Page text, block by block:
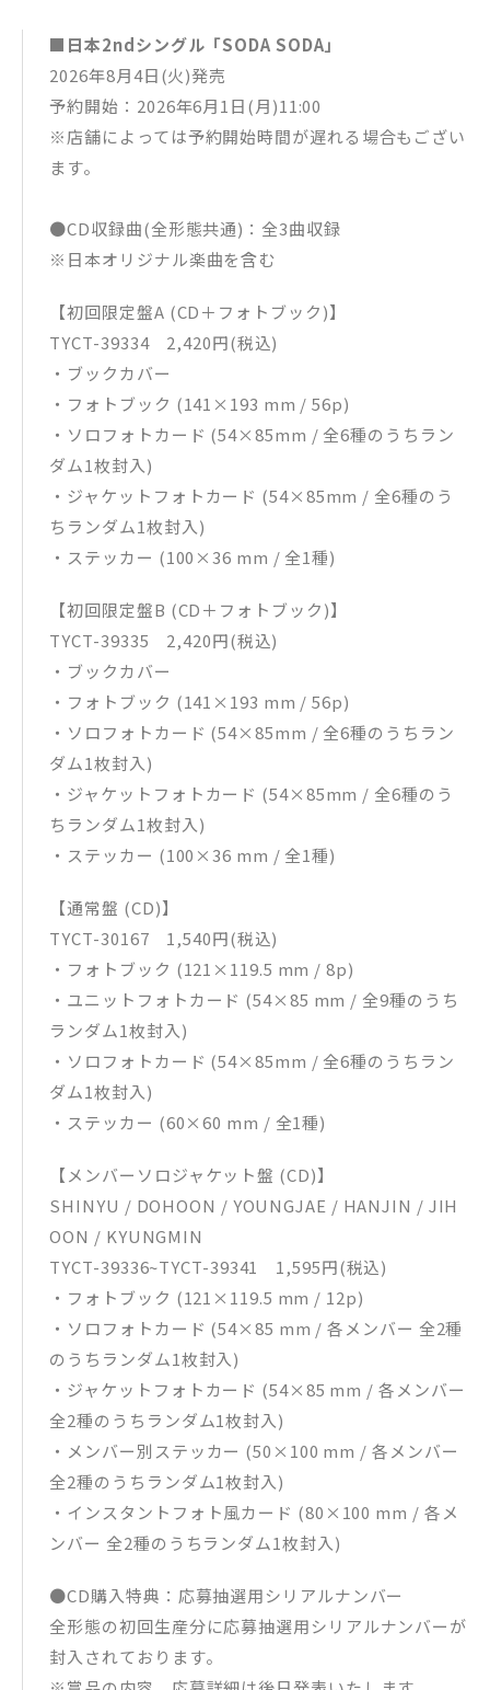
■日本2ndシングル「SODA SODA」
2026年8月4日(火)発売
予約開始：2026年6月1日(月)11:00
※店舗によっては予約開始時間が遅れる場合もござい
ます。
●CD収録曲(全形態共通)：全3曲収録
※日本オリジナル楽曲を含む
【初回限定盤A (CD＋フォトブック)】
TYCT-39334 2,420円(税込)
・ブックカバー
・フォトブック (141×193 mm / 56p)
・ソロフォトカード (54×85mm / 全6種のうちラン
ダム1枚封入)
・ジャケットフォトカード (54×85mm / 全6種のう
ちランダム1枚封入)
・ステッカー (100×36 mm / 全1種)
【初回限定盤B (CD＋フォトブック)】
TYCT-39335 2,420円(税込)
・ブックカバー
・フォトブック (141×193 mm / 56p)
・ソロフォトカード (54×85mm / 全6種のうちラン
ダム1枚封入)
・ジャケットフォトカード (54×85mm / 全6種のう
ちランダム1枚封入)
・ステッカー (100×36 mm / 全1種)
【通常盤 (CD)】
TYCT-30167 1,540円(税込)
・フォトブック (121×119.5 mm / 8p)
・ユニットフォトカード (54×85 mm / 全9種のうち
ランダム1枚封入)
・ソロフォトカード (54×85mm / 全6種のうちラン
ダム1枚封入)
・ステッカー (60×60 mm / 全1種)
【メンバーソロジャケット盤 (CD)】
SHINYU / DOHOON / YOUNGJAE / HANJIN / JIH
OON / KYUNGMIN
TYCT-39336~TYCT-39341 1,595円(税込)
・フォトブック (121×119.5 mm / 12p)
・ソロフォトカード (54×85 mm / 各メンバー 全2種
のうちランダム1枚封入)
・ジャケットフォトカード (54×85 mm / 各メンバー
全2種のうちランダム1枚封入)
・メンバー別ステッカー (50×100 mm / 各メンバー
全2種のうちランダム1枚封入)
・インスタントフォト風カード (80×100 mm / 各メ
ンバー 全2種のうちランダム1枚封入)
●CD購入特典：応募抽選用シリアルナンバー
全形態の初回生産分に応募抽選用シリアルナンバーが
封入されております。